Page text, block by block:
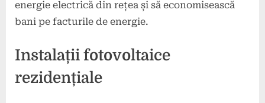
energie electrică din rețea și să economisească
bani pe facturile de energie.
Instalații fotovoltaice
rezidențiale